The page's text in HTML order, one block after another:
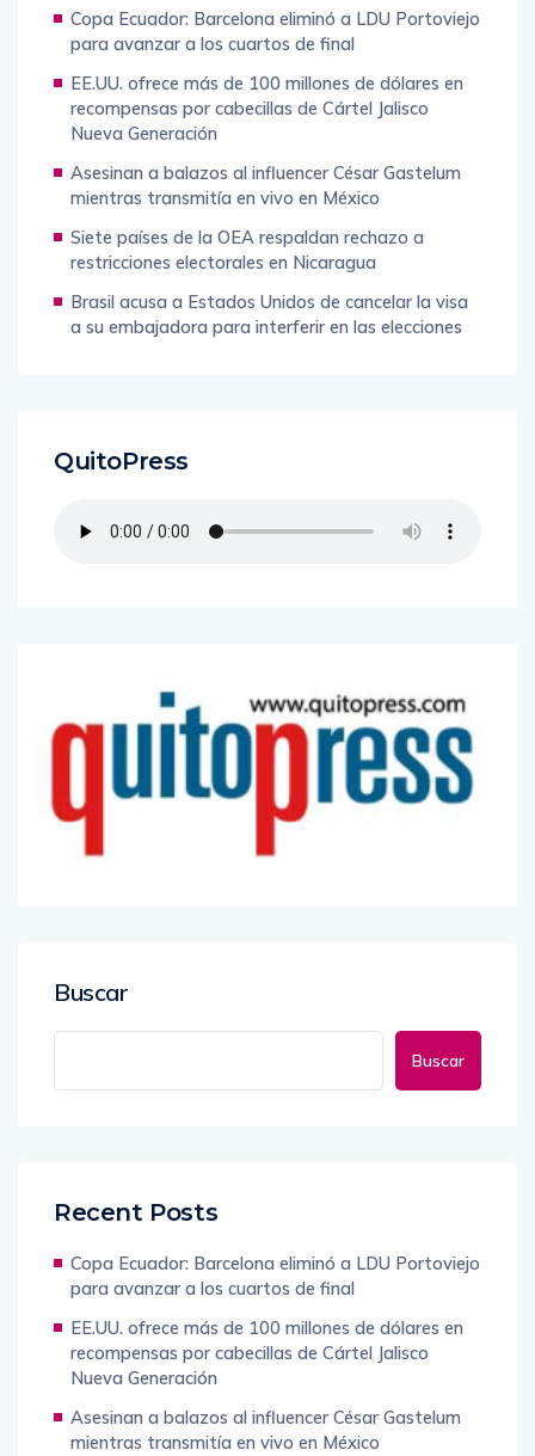
Copa Ecuador: Barcelona eliminó a LDU Portoviejo
para avanzar a los cuartos de final
EE.UU. ofrece más de 100 millones de dólares en
recompensas por cabecillas de Cártel Jalisco
Nueva Generación
Asesinan a balazos al influencer César Gastelum
mientras transmitía en vivo en México
Siete países de la OEA respaldan rechazo a
restricciones electorales en Nicaragua
Brasil acusa a Estados Unidos de cancelar la visa
a su embajadora para interferir en las elecciones
QuitoPress
Buscar
Buscar
Recent Posts
Copa Ecuador: Barcelona eliminó a LDU Portoviejo
para avanzar a los cuartos de final
EE.UU. ofrece más de 100 millones de dólares en
recompensas por cabecillas de Cártel Jalisco
Nueva Generación
Asesinan a balazos al influencer César Gastelum
mientras transmitía en vivo en México